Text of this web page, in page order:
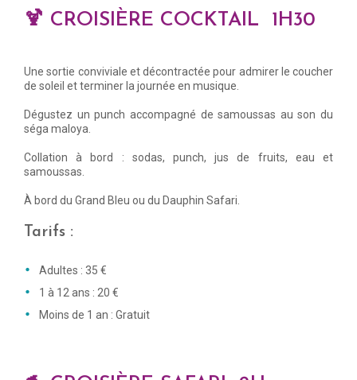
🍹 CROISIÈRE COCKTAIL 1H30
Une sortie conviviale et décontractée pour admirer le coucher
de soleil et terminer la journée en musique.
Dégustez un punch accompagné de samoussas au son du
séga maloya.
Collation à bord : sodas, punch, jus de fruits, eau et
samoussas.
À bord du Grand Bleu ou du Dauphin Safari.
Tarifs :
Adultes : 35 €
1 à 12 ans : 20 €
Moins de 1 an : Gratuit